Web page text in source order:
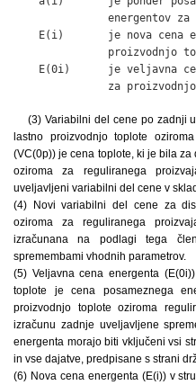
energentov za
E(i)       je nova cena
proizvodnjo
E(0i)      je veljavna
za
(3) Variabilni del cene po zadnji
lastno proizvodnjo toplote
(VC(0p)) je cena toplote, ki je bila
oziroma za reguliranega
uveljavljeni variabilni del cene v
(4) Novi variabilni del cene za
oziroma za reguliranega
izračunana na podlagi tega
spremembami vhodnih parametrov.
(5) Veljavna cena energenta
toplote je cena posameznega
proizvodnjo toplote oziroma
izračunu zadnje uveljavljene
energenta morajo biti vključeni vsi
in vse dajatve, predpisane s strani
(6) Nova cena energenta (E(i)) v